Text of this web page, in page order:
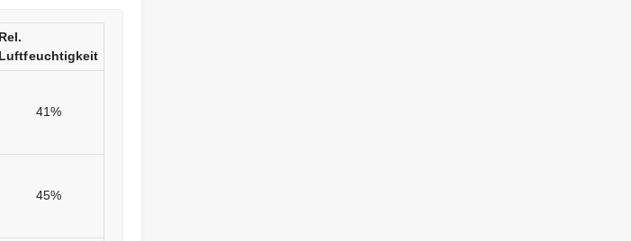
Rel.
Luftfeuchtigkeit
41%
45%